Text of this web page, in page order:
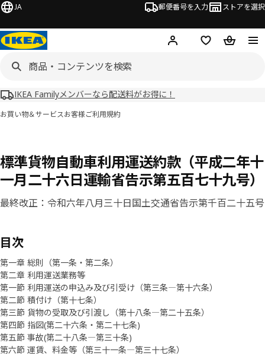
JA 郵便番号を入力 ストアを選択
ログイン・新規入会
欲しいものリスト
カート
IKEA Familyメンバーなら配送料がお得に！
お買い物＆サービスお客様ご利用規約
標準貨物自動車利用運送約款（平成二年十
一月二十六日運輸省告示第五百七十九号）
最終改正：令和六年八月三十日国土交通省告示第千百二十五号
目次
第一章 総則（第一条・第二条）
第二章 利用運送業務等
第一節 利用運送の申込み及び引受け（第三条―第十六条）
第二節 積付け（第十七条）
第三節 貨物の受取及び引渡し（第十八条―第二十五条）
第四節 指図(第二十六条・第二十七条)
第五節 事故(第二十八条―第三十条)
第六節 運賃、料金等（第三十一条―第三十七条）